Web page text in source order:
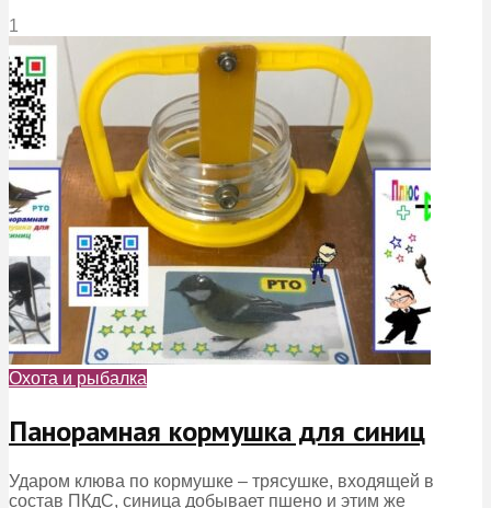
1
Охота и рыбалка
Панорамная кормушка для синиц
Ударом клюва по кормушке – трясушке, входящей в
состав ПКдС, синица добывает пшено и этим же